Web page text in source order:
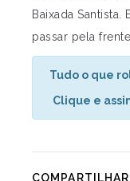
Baixada
passar pela
Tudo o que
Clique e
COMPARTILHAR